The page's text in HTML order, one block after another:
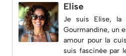
Elise
Je suis Elise, la
Gourmandine, un
amour pour la
suis fascinée par